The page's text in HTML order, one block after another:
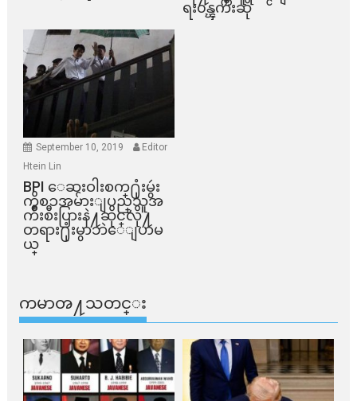
ရး၀န္ၾကီးဆို
September 10, 2019
Editor
Htein Lin
BPI ​ေဆးဝါးစက္​႐ုံးမွဴး
ကိစၥအမ်ားျပည္​သူအ
က်ိဳးစီးပြားနဲ႔ဆိုင္​လို႔
တရား႐ုံးမွာဘဲေျပာမ
ယ္​
ကမာၻ႔သတင္း